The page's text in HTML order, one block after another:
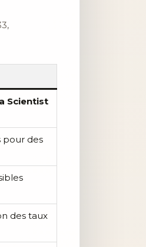
Scientist
pour des
des taux